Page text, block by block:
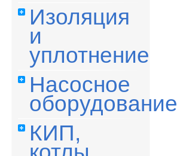
Изоляция
и
уплотнение
Насосное
оборудование
КИП,